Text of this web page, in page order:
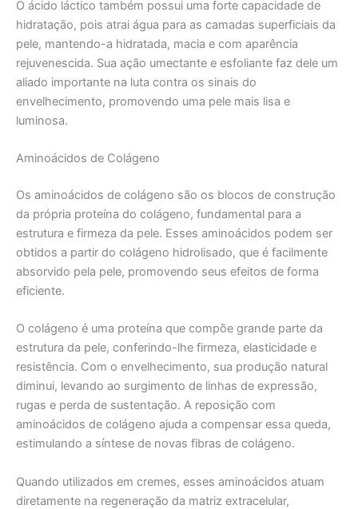
O ácido láctico também possui uma forte capacidade de
hidratação, pois atrai água para as camadas superficiais da
pele, mantendo-a hidratada, macia e com aparência
rejuvenescida. Sua ação umectante e esfoliante faz dele um
aliado importante na luta contra os sinais do
envelhecimento, promovendo uma pele mais lisa e
luminosa.
Aminoácidos de Colágeno
Os aminoácidos de colágeno são os blocos de construção
da própria proteína do colágeno, fundamental para a
estrutura e firmeza da pele. Esses aminoácidos podem ser
obtidos a partir do colágeno hidrolisado, que é facilmente
absorvido pela pele, promovendo seus efeitos de forma
eficiente.
O colágeno é uma proteína que compõe grande parte da
estrutura da pele, conferindo-lhe firmeza, elasticidade e
resistência. Com o envelhecimento, sua produção natural
diminui, levando ao surgimento de linhas de expressão,
rugas e perda de sustentação. A reposição com
aminoácidos de colágeno ajuda a compensar essa queda,
estimulando a síntese de novas fibras de colágeno.
Quando utilizados em cremes, esses aminoácidos atuam
diretamente na regeneração da matriz extracelular,